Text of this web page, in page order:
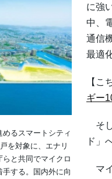
るスマートシティ
を対象に、エナリ
と共同でマイクロ
する。国内外に向
に強
中、
通信
最適
【こ
ギー
そ
ド」
マ